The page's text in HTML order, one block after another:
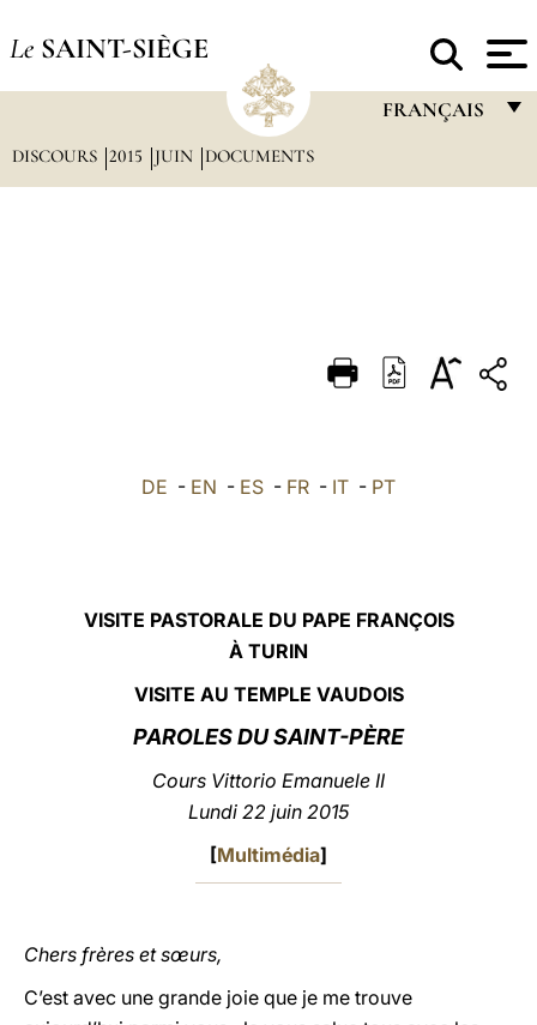
Le SAINT-SIÈGE
FRANÇAIS
DEUTSCH
العربيّة
DISCOURS 2015 JUIN DOCUMENTS
DE - EN - ES - FR - IT - PT
VISITE PASTORALE DU PAPE FRANÇOIS
À TURIN
VISITE AU TEMPLE VAUDOIS
PAROLES DU SAINT-PÈRE
Cours Vittorio Emanuele II
Lundi 22 juin 2015
[Multimédia]
Chers frères et sœurs,
C’est avec une grande joie que je me trouve